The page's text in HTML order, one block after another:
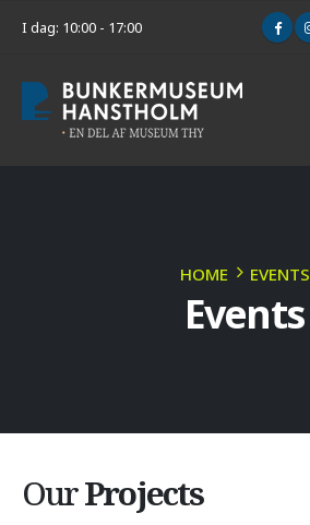
I dag: 10:00 - 17:00
HOME EVENTS
Events
OurProjects